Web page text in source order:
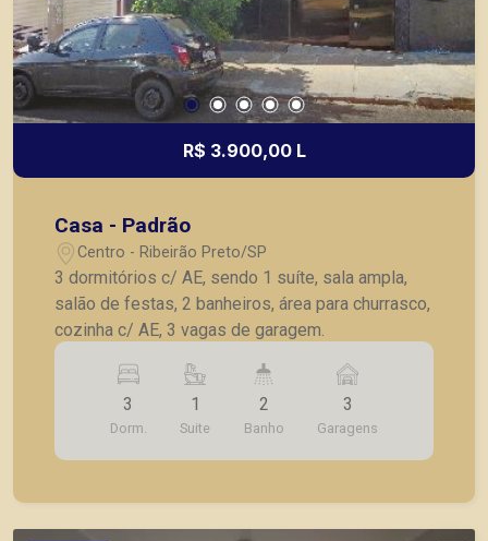
R$ 3.900,00 L
Casa - Padrão
Centro - Ribeirão Preto/SP
3 dormitórios c/ AE, sendo 1 suíte, sala ampla,
salão de festas, 2 banheiros, área para churrasco,
cozinha c/ AE, 3 vagas de garagem.
3
Dorm.
1
Suite
2
Banho
3
Garagens